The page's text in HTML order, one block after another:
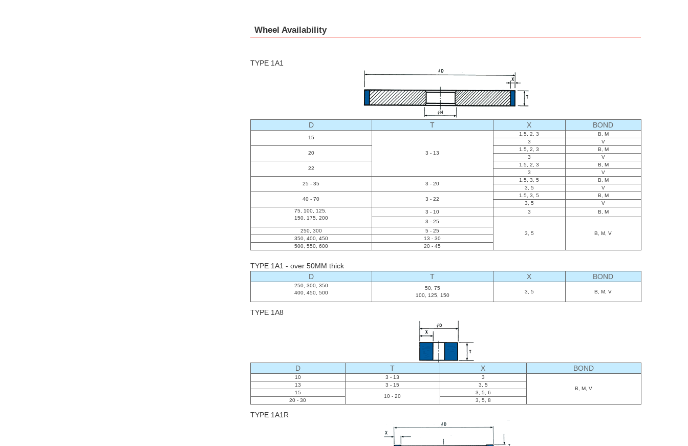
Wheel Availability
TYPE 1A1
D T X BOND
15
3 - 13
1.5, 2, 3
B, M
3
V
20
1.5, 2, 3
B, M
3
V
22
1.5, 2, 3
B, M
3
V
25 - 35
3 - 20
1.5, 3, 5
B, M
3, 5
V
40 - 70
3 - 22
1.5, 3, 5
B, M
3, 5
V
75, 100, 125,
150, 175, 200
3 - 10 3
B, M
3 - 25
3, 5 B, M, V
250, 300
5 - 25
350, 400, 450
13 - 30
500, 550, 600
20 - 45
TYPE 1A1 - over 50MM thick
D
T X BOND
250, 300, 350
400, 450, 500
50, 75
100, 125, 150
3, 5 B, M, V
TYPE 1A8
D T X BOND
10 3 - 13
3
B, M, V
13 3 - 15
3, 5
15
10 - 20
3, 5, 6
20 - 30
3, 5, 8
TYPE 1A1R